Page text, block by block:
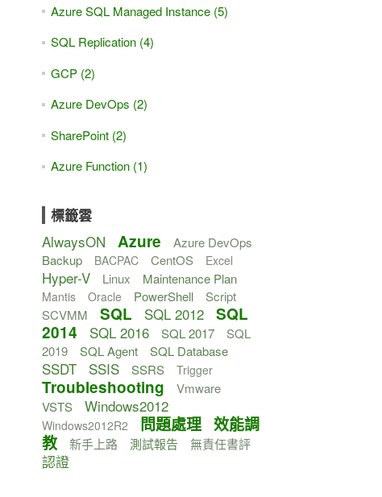
Azure SQL Managed Instance (5)
SQL Replication (4)
GCP (2)
Azure DevOps (2)
SharePoint (2)
Azure Function (1)
標籤雲
AlwaysON Azure
Azure DevOps
Backup
BACPAC CentOS Excel
Hyper-V Linux Maintenance Plan
Mantis Oracle PowerShell
Script
SCVMM
SQL SQL 2012 SQL
2014
SQL 2016 SQL 2017
SQL
2019
SQL Agent SQL Database
SSDT SSIS SSRS Trigger
Troubleshooting
Vmware
VSTS
Windows2012
Windows2012R2 問題處理 效能調
教
新手上路 測試報告 無責任書評
認證